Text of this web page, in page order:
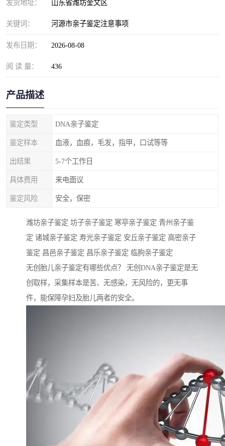
发货地址： 山东省潍坊奎文区
关键词： 河源市亲子鉴定注意事项
发布日期： 2026-08-08
阅 读 量： 436
产品描述
鉴定类型 DNA亲子鉴定
鉴定样本 血液，血痕，毛发，指甲，口试等等
出结果 5-7个工作日
具体费用 来电面议
鉴定风险 安全，保密
潍坊亲子鉴定 坊子亲子鉴定 寒亭亲子鉴定 青州亲子鉴
定 诸城亲子鉴定 寿光亲子鉴定 安丘亲子鉴定 高密亲子
鉴定 昌邑亲子鉴定 昌乐亲子鉴定 临朐亲子鉴定
无创胎儿亲子鉴定有哪些优点？ 无创DNA亲子鉴定是无
创取样，采集样本是苦、无感染，无风险的，更无事
件，能保障孕妇及胎儿两者的安全。